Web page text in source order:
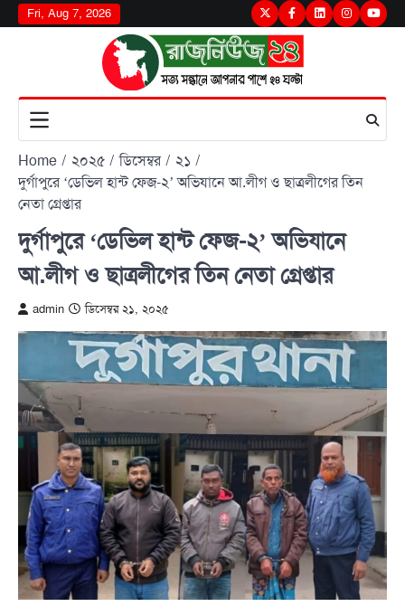
Skip
to
Fri, Aug 7, 2026 TwitterFacebook
LinkedInInstagram
Home ২০২৫ ডিসেম্বর
২১
দুর্গাপুরে ‘ডেভিল হান্ট ফেজ-২’ অভিযানে আ.লীগ ও ছাত্রলীগের তিন
নেতা গ্রেপ্তার
দুর্গাপুরে ‘ডেভিল হান্ট ফেজ-২’ অভিযানে
আ.লীগ ও ছাত্রলীগের তিন নেতা গ্রেপ্তার
admin ডিসেম্বর ২১, ২০২৫